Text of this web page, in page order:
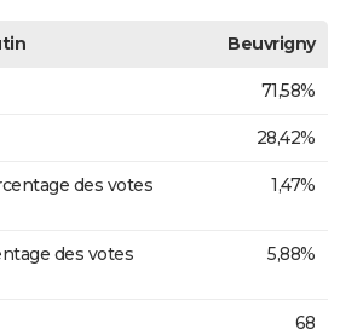
Beuvrigny
71,58%
28,42%
des votes
1,47%
des votes
5,88%
68